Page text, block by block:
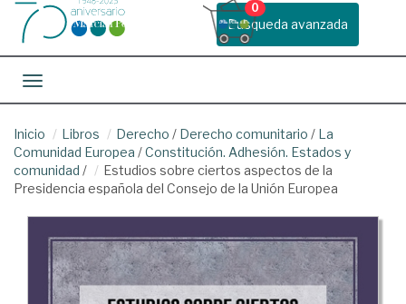
Busqueda avanzada
0
Toggle navigation
Inicio Libros Derecho / Derecho comunitario / La
Comunidad Europea /Constitución. Adhesión. Estados y
comunidad /
Estudios sobre ciertos aspectos de la
Presidencia española del Consejo de la Unión Europea